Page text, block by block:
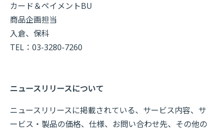
カード＆ペイメントBU
商品企画担当
入倉、保科
TEL：03-3280-7260
ニュースリリースについて
ニュースリリースに掲載されている、サービス内容、サ
ービス・製品の価格、仕様、お問い合わせ先、その他の